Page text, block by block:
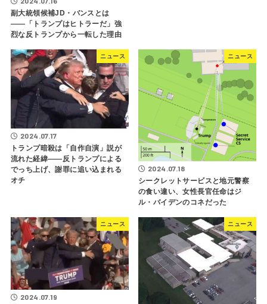
副大統領候補JD・バンスとは
――「トランプはヒトラーだ」強
烈な反トランプから一転した理由
ニュース
2024.07.17
トランプ暗殺は「自作自演」説が
流れた経緯――反トランプによる
でっち上げ、謝罪に追い込まれる
オチ
ニュース
2024.07.18
シークレットサービスと地元警察
の食い違い、女性長官任命はジ
ル・バイデンのコネだった
ニュース
2024.07.19
ニュース